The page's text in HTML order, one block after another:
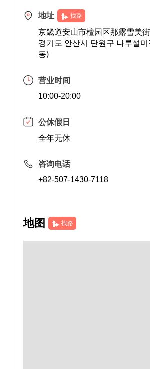
地址 找路
京畿道安山市檀园区那露雪美
경기도 안산시 단원구 나루설
동)
营业时间
10:00-20:00
公休假日
全年无休
咨询电话
+82-507-1430-7118
地图 找路